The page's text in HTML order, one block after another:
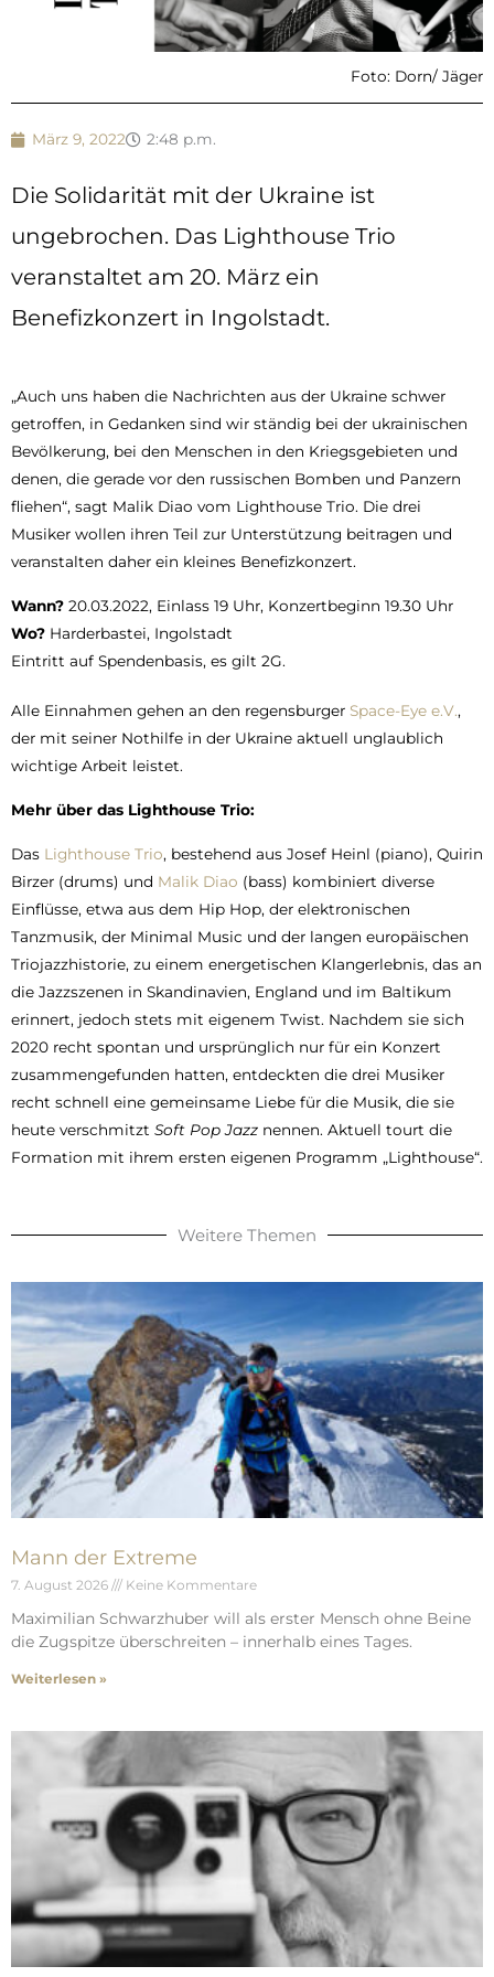
Foto: Dorn/ Jäger
März 9, 2022 2:48 p.m.
Die Solidarität mit der Ukraine ist
ungebrochen. Das Lighthouse Trio
veranstaltet am 20. März ein
Benefizkonzert in Ingolstadt.
„Auch uns haben die Nachrichten aus der Ukraine schwer
getroffen, in Gedanken sind wir ständig bei der ukrainischen
Bevölkerung, bei den Menschen in den Kriegsgebieten und
denen, die gerade vor den russischen Bomben und Panzern
fliehen“, sagt Malik Diao vom Lighthouse Trio. Die drei
Musiker wollen ihren Teil zur Unterstützung beitragen und
veranstalten daher ein kleines Benefizkonzert.
Wann? 20.03.2022, Einlass 19 Uhr, Konzertbeginn 19.30 Uhr
Wo? Harderbastei, Ingolstadt
Eintritt auf Spendenbasis, es gilt 2G.
Alle Einnahmen gehen an den regensburger Space-Eye e.V.,
der mit seiner Nothilfe in der Ukraine aktuell unglaublich
wichtige Arbeit leistet.
Mehr über das Lighthouse Trio:
Das Lighthouse Trio, bestehend aus Josef Heinl (piano), Quirin
Birzer (drums) und Malik Diao (bass) kombiniert diverse
Einflüsse, etwa aus dem Hip Hop, der elektronischen
Tanzmusik, der Minimal Music und der langen europäischen
Triojazzhistorie, zu einem energetischen Klangerlebnis, das an
die Jazzszenen in Skandinavien, England und im Baltikum
erinnert, jedoch stets mit eigenem Twist. Nachdem sie sich
2020 recht spontan und ursprünglich nur für ein Konzert
zusammengefunden hatten, entdeckten die drei Musiker
recht schnell eine gemeinsame Liebe für die Musik, die sie
heute verschmitzt Soft Pop Jazz nennen. Aktuell tourt die
Formation mit ihrem ersten eigenen Programm „Lighthouse“.
Weitere Themen
Mann der Extreme
7. August 2026 Keine Kommentare
Maximilian Schwarzhuber will als erster Mensch ohne Beine
die Zugspitze überschreiten – innerhalb eines Tages.
Weiterlesen »